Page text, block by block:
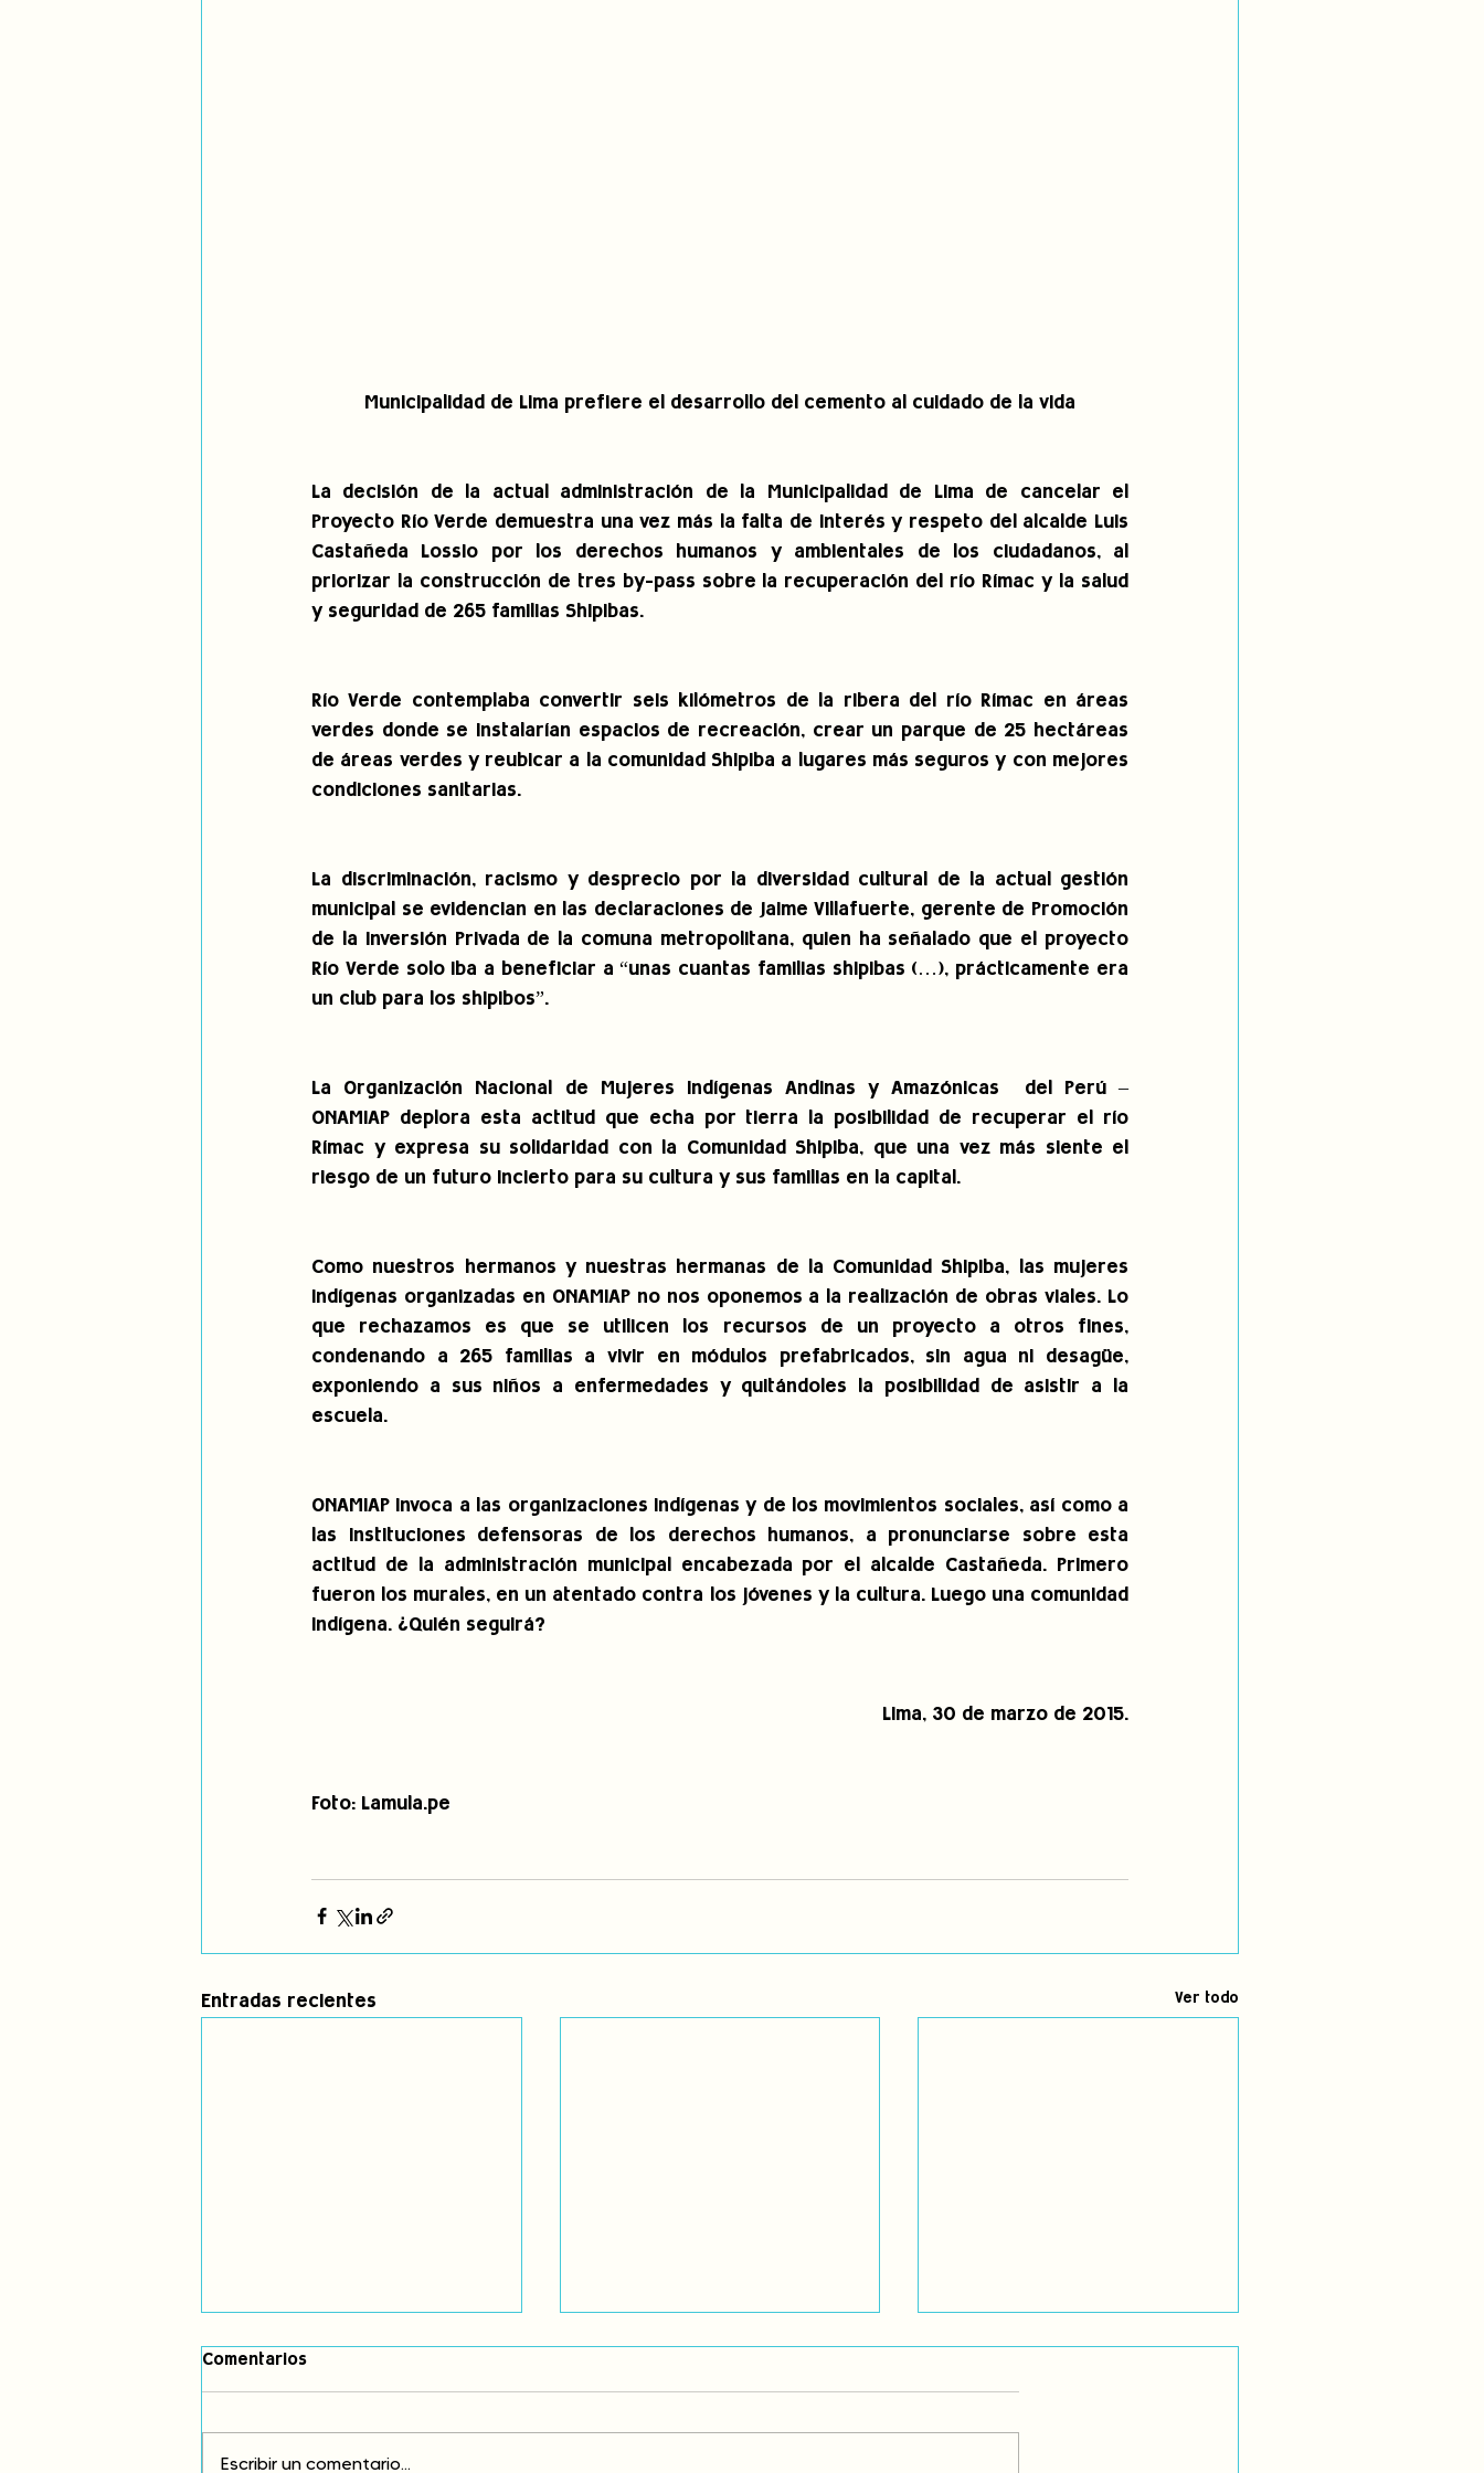
Municipalidad de Lima prefiere el desarrollo del cemento al cuidado de la vida
La decisión de la actual administración de la Municipalidad de Lima de cancelar el
Proyecto Río Verde demuestra una vez más la falta de interés y respeto del alcalde Luis
Castañeda Lossio por los derechos humanos y ambientales de los ciudadanos, al
priorizar la construcción de tres by-pass sobre la recuperación del río Rímac y la salud
y seguridad de 265 familias Shipibas.
Río Verde contemplaba convertir seis kilómetros de la ribera del río Rímac en áreas
verdes donde se instalarían espacios de recreación, crear un parque de 25 hectáreas
de áreas verdes y reubicar a la comunidad Shipiba a lugares más seguros y con mejores
condiciones sanitarias.
La discriminación, racismo y desprecio por la diversidad cultural de la actual gestión
municipal se evidencian en las declaraciones de Jaime Villafuerte, gerente de Promoción
de la Inversión Privada de la comuna metropolitana, quien ha señalado que el proyecto
Río Verde solo iba a beneficiar a “unas cuantas familias shipibas (…), prácticamente era
un club para los shipibos”.
La Organización Nacional de Mujeres Indígenas Andinas y Amazónicas  del Perú –
ONAMIAP deplora esta actitud que echa por tierra la posibilidad de recuperar el río
Rímac y expresa su solidaridad con la Comunidad Shipiba, que una vez más siente el
riesgo de un futuro incierto para su cultura y sus familias en la capital.
Como nuestros hermanos y nuestras hermanas de la Comunidad Shipiba, las mujeres
indígenas organizadas en ONAMIAP no nos oponemos a la realización de obras viales. Lo
que rechazamos es que se utilicen los recursos de un proyecto a otros fines,
condenando a 265 familias a vivir en módulos prefabricados, sin agua ni desagüe,
exponiendo a sus niños a enfermedades y quitándoles la posibilidad de asistir a la
escuela.
ONAMIAP invoca a las organizaciones indígenas y de los movimientos sociales, así como a
las instituciones defensoras de los derechos humanos, a pronunciarse sobre esta
actitud de la administración municipal encabezada por el alcalde Castañeda. Primero
fueron los murales, en un atentado contra los jóvenes y la cultura. Luego una comunidad
indígena. ¿Quién seguirá?
Lima, 30 de marzo de 2015.
Foto: Lamula.pe
Entradas recientes Ver todo
Comentarios
Escribir un comentario...